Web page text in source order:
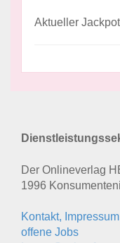
Aktueller
Der Onlineverlag
1996
Kontakt, Impressum
offene Jobs